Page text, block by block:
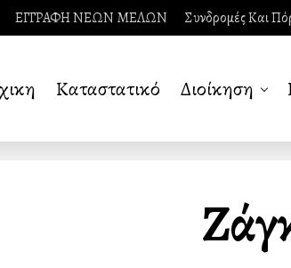
ΕΓΓΡΑΦΗ ΝΕΩΝ ΜΕΛΩΝ Συνδρομές Και
Καταστατικό Διοίκηση